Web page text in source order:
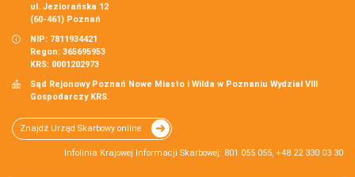
ul. Jeziorańska 12
(60-461) Poznań
NIP: 7811934421
Regon: 365695953
KRS: 0001202973
Sąd Rejonowy Poznań Nowe Miasto i Wilda w Poznaniu Wydział VIII
Gospodarczy KRS.
Znajdź Urząd Skarbowy online
Infolinia Krajowej Informacji Skarbowej: 801 055 055, +48 22 330 03 30